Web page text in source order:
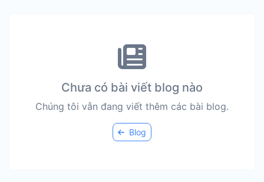
Chưa có bài viết blog nào
Chúng tôi vẫn đang viết thêm các bài blog.
Blog